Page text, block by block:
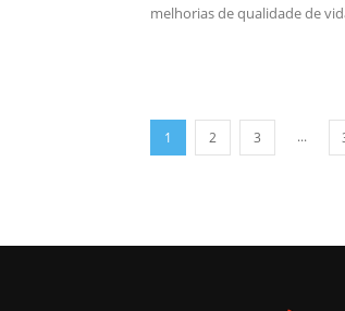
melhorias de qualidade de
1 2 3 ...